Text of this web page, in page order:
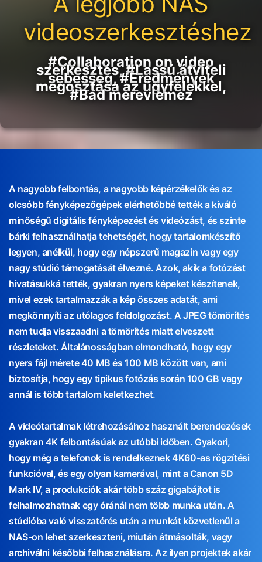
videoszerkesztéshez
#Collaboration on video
szerkesztés, #Lassú átviteli
sebesség, #Eredmények
megosztása az ügyfelekkel,
#Bad merevlemez
A nagyobb felbontás, a nagyobb képérzékelők és az
olcsóbb fényképezőgépek elérhetőbbé tették a kiváló
minőségű digitális fényképezést és videózást, és szinte
bárki felhasználhatja tehetségét, hogy tartalomkészítő
legyen, anélkül, hogy egy népszerű magazin vagy egy
nagy stúdió támogatását élvezné. Azok, akik a fotózást
hivatásukká tették, gyakran nyers képeket készítenek,
mivel ezek tartalmazzák a kép összes adatát, ami
megkönnyíti az utólagos feldolgozást. A JPEG tömörítés
nem tudja visszaadni a tömörítés miatt elveszett
részleteket. Általánosságban elmondható, hogy egy
nyers fájl mérete 40 MB és 100 MB között van, ami
biztosítja, hogy egy tipikus fotózás során 100 GB vagy
annál is több tartalom keletkezhet.
A videótartalmak létrehozásához használt berendezések
gyakran 4K felbontásúak az utóbbi időben. Gyakori,
hogy még a telefonok is rendelkeznek 4K60-as rögzítési
funkcióval, és egy olyan kamerával, mint a Canon 5D
Mark IV, a produkciók akár több száz gigabájtot is
felhalmozhatnak egy óránál nem több munka után. A
stúdióba való visszatérés után a munkát közvetlenül a
NAS-on lehet szerkeszteni, miután átmásolták, vagy
archiválni későbbi felhasználásra. Az ilyen projektek akár